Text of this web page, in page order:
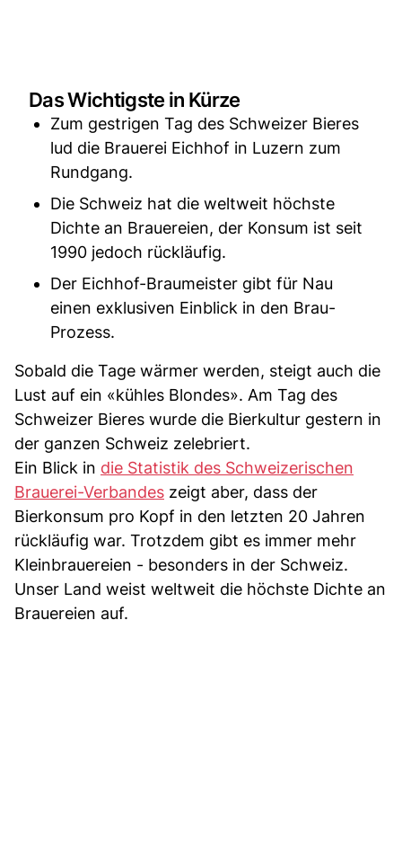
Das Wichtigste in Kürze
Zum gestrigen Tag des Schweizer Bieres
lud die Brauerei Eichhof in Luzern zum
Rundgang.
Die Schweiz hat die weltweit höchste
Dichte an Brauereien, der Konsum ist seit
1990 jedoch rückläufig.
Der Eichhof-Braumeister gibt für Nau
einen exklusiven Einblick in den Brau-
Prozess.
Sobald die Tage wärmer werden, steigt auch die
Lust auf ein «kühles Blondes». Am Tag des
Schweizer Bieres wurde die Bierkultur gestern in
der ganzen Schweiz zelebriert.
Ein Blick in die Statistik des Schweizerischen
Brauerei-Verbandes zeigt aber, dass der
Bierkonsum pro Kopf in den letzten 20 Jahren
rückläufig war. Trotzdem gibt es immer mehr
Kleinbrauereien - besonders in der Schweiz.
Unser Land weist weltweit die höchste Dichte an
Brauereien auf.